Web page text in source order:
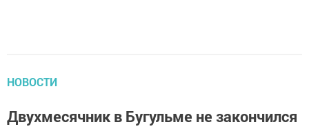
НОВОСТИ
Двухмесячник в Бугульме не закончился